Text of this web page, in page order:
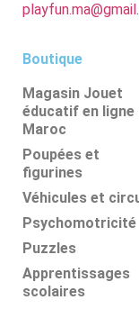
Boutique
Magasin Jouet
éducatif en ligne
Maroc
Poupées et
figurines
Véhicules et
Psychomotricité
Puzzles
Apprentissages
scolaires